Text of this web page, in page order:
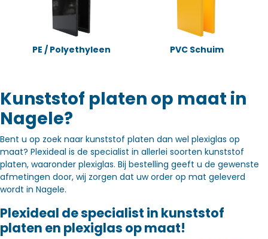
PE / Polyethyleen PVC Schuim
Kunststof platen op maat in
Nagele?
Bent u op zoek naar kunststof platen dan wel plexiglas op
maat? Plexideal is de specialist in allerlei soorten kunststof
platen, waaronder plexiglas. Bij bestelling geeft u de gewenste
afmetingen door, wij zorgen dat uw order op mat geleverd
wordt in Nagele.
Plexideal de specialist in kunststof
platen en plexiglas op maat!